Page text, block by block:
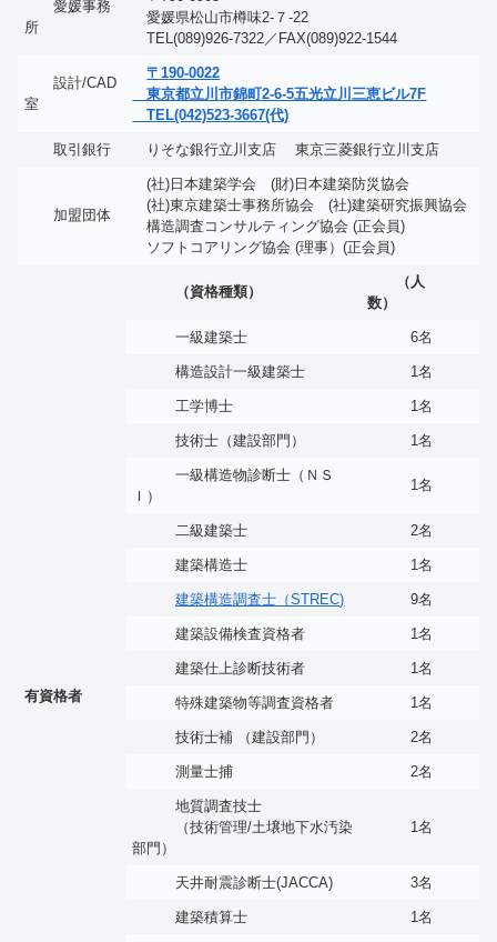
愛媛事務
所
愛媛県松山市樽味2-７-22
TEL(089)926-7322／FAX(089)922-1544
設計/CAD
室
〒190-0022
東京都立川市錦町2-6-5五光立川三恵ビル7F
TEL(042)523-3667(代)
取引銀行 りそな銀行立川支店 東京三菱銀行立川支店
加盟団体
(社)日本建築学会 (財)日本建築防災協会
(社)東京建築士事務所協会 (社)建築研究振興協会
構造調査コンサルティング協会 (正会員)
ソフトコアリング協会 (理事）(正会員)
有資格者
（資格種類）
（人
数）
一級建築士 6名
構造設計一級建築士 1名
工学博士 1名
技術士（建設部門） 1名
一級構造物診断士（ＮＳ
Ｉ）
1名
二級建築士 2名
建築構造士 1名
建築構造調査士（STREC) 9名
建築設備検査資格者 1名
建築仕上診断技術者 1名
特殊建築物等調査資格者 1名
技術士補 （建設部門） 2名
測量士捕 2名
地質調査技士
（技術管理/土壌地下水汚染
部門）
1名
天井耐震診断士(JACCA) 3名
建築積算士 1名